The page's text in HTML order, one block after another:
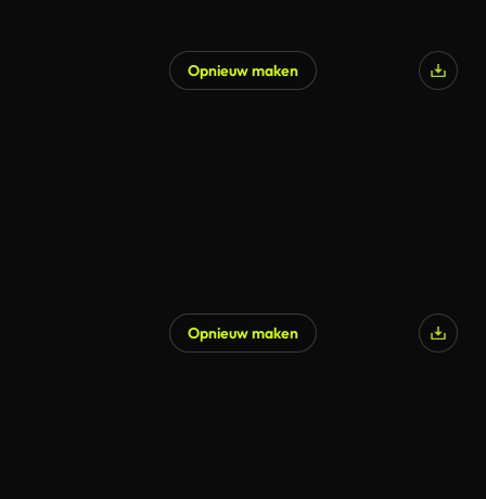
Opnieuw maken
Opnieuw maken